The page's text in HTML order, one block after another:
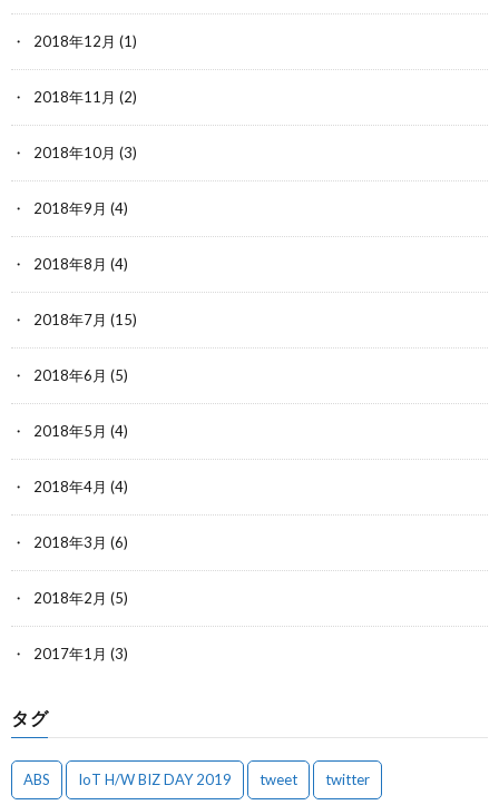
2018年12月 (1)
2018年11月 (2)
2018年10月 (3)
2018年9月 (4)
2018年8月 (4)
2018年7月 (15)
2018年6月 (5)
2018年5月 (4)
2018年4月 (4)
2018年3月 (6)
2018年2月 (5)
2017年1月 (3)
タグ
ABS IoT H/W BIZ DAY 2019 tweet twitter